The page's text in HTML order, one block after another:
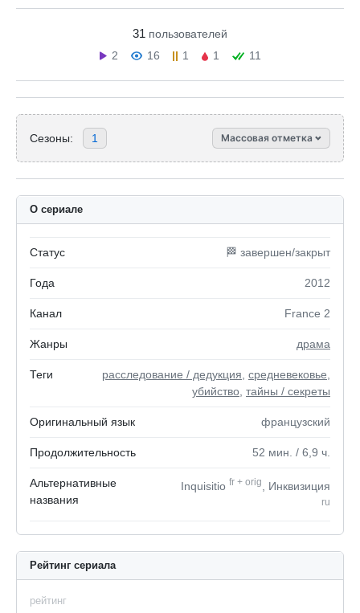
31 пользователей
2
16 1 1 11
Сезоны: 1 Массовая отметка
О сериале
Статус 🏁 завершен/закрыт
Года 2012
Канал France 2
Жанры драма
Теги расследование / дедукция средневековье
убийство тайны / секреты
Оригинальный язык французский
Продолжительность 52 мин. / 6,9 ч.
Альтернативные
названия
Inquisitio fr + orig , Инквизиция
ru
Рейтинг сериала
рейтинг